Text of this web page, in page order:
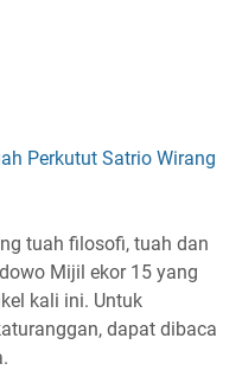
Perkutut Satrio Wirang
tuah filosofi, tuah dan
Mijil ekor 15 yang
kali ini. Untuk
dapat dibaca